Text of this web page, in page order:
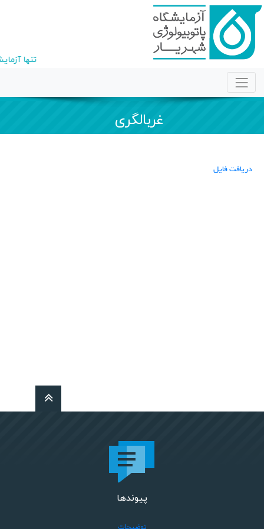
تنها
غربالگری
دریافت فایل
پیوندها